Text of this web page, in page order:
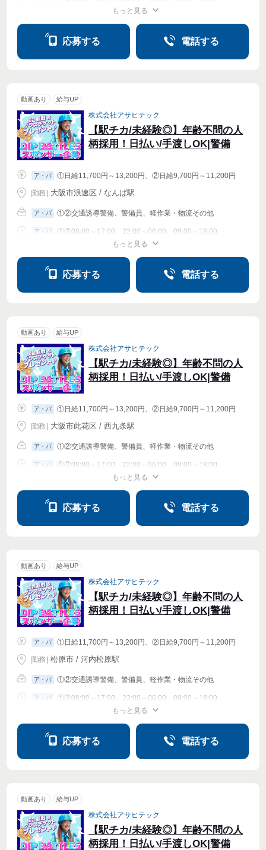
もっと見る
応募する 電話する
動画あり 給与UP
株式会社アサヒテック
【駅チカ/未経験◎】年齢不問の人
柄採用！日払い/手渡しOK|警備
ア・パ ①日給11,700円～13,200円、②日給9,700円～11,200円
|勤務 大阪市浪速区 / なんば駅
ア・パ ①②交通誘導警備、警備員、軽作業・物流その他
ア・パ ①②08:00～17:00、22:00～06:00、09:00～18:00
もっと見る
応募する 電話する
動画あり 給与UP
株式会社アサヒテック
【駅チカ/未経験◎】年齢不問の人
柄採用！日払い/手渡しOK|警備
ア・パ ①日給11,700円～13,200円、②日給9,700円～11,200円
|勤務 大阪市此花区 / 西九条駅
ア・パ ①②交通誘導警備、警備員、軽作業・物流その他
ア・パ ①②08:00～17:00、22:00～06:00、09:00～18:00
もっと見る
応募する 電話する
動画あり 給与UP
株式会社アサヒテック
【駅チカ/未経験◎】年齢不問の人
柄採用！日払い/手渡しOK|警備
ア・パ ①日給11,700円～13,200円、②日給9,700円～11,200円
|勤務 松原市 / 河内松原駅
ア・パ ①②交通誘導警備、警備員、軽作業・物流その他
ア・パ ①②08:00～17:00、22:00～06:00、09:00～18:00
もっと見る
応募する 電話する
動画あり 給与UP
株式会社アサヒテック
【駅チカ/未経験◎】年齢不問の人
柄採用！日払い/手渡しOK|警備